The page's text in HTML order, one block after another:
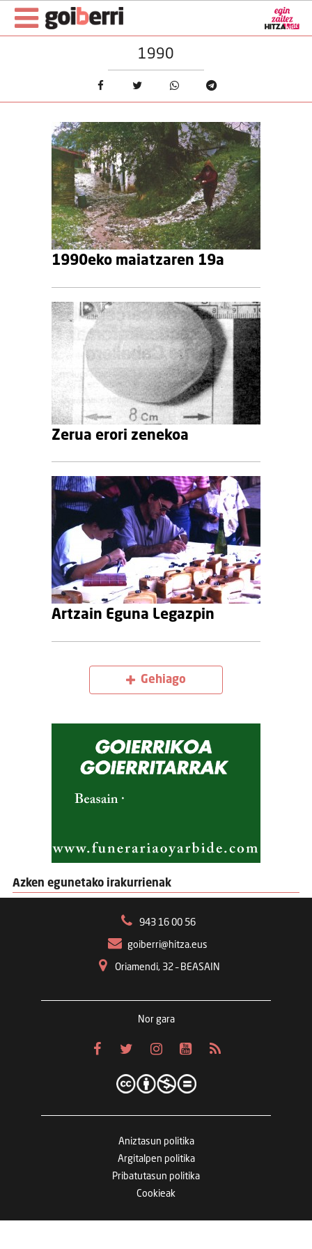
1990
1990eko maiatzaren 19a
Zerua erori zenekoa
Artzain Eguna Legazpin
Gehiago
Azken egunetako irakurrienak
943 16 00 56
goiberri@hitza.eus
Oriamendi, 32 – BEASAIN
Nor gara
Aniztasun politika
Argitalpen politika
Pribatutasun politika
Cookieak